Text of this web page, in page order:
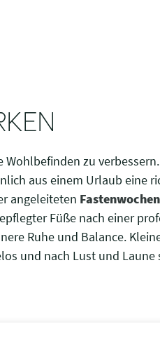
zu
aus einem Urlaub eine
angeleiteten Fastenwochen
Füße nach einer
Ruhe und Balance.
und nach Lust und Laune